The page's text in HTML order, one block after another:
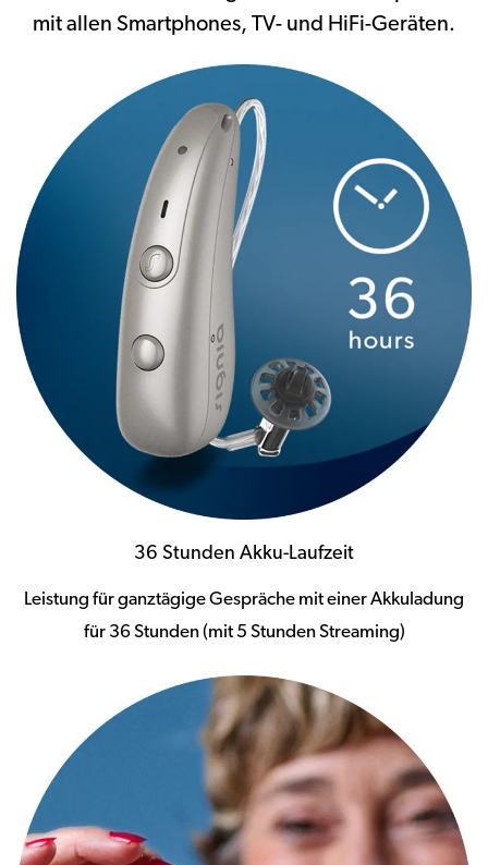
mit allen Smartphones, TV- und HiFi-Geräten.
36 Stunden Akku-Laufzeit
Leistung für ganztägige Gespräche mit einer Akkuladung
für 36 Stunden (mit 5 Stunden Streaming)